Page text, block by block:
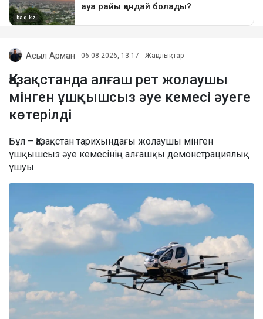
Асыл Арман 06.08.2026, 13:17 Жаңалықтар
Қазақстанда алғаш рет жолаушы
мінген ұшқышсыз әуе кемесі әуеге
көтерілді
Бұл – Қазақстан тарихындағы жолаушы мінген
ұшқышсыз әуе кемесінің алғашқы демонстрациялық
ұшуы